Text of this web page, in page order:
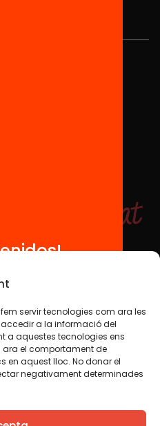
fem servir tecnologies com ara les
a la informació del
a aquestes tecnologies ens
el comportament de
en aquest lloc. No donar el
negativament determinades
IN
debe compartirse. Por eso